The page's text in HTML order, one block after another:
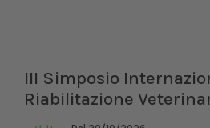
III Simposio
Riabilitazione